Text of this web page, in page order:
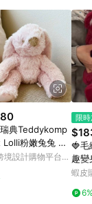
額計算，
森購物
、東森現金
之結帳頁面
」機制(特
品不論件數
制為準。
時間差，
銷售網
務必於訂單
(含)以上進
商品使
使用條件
典Teddykomp
粉嫩兔兔 新
交換禮物
境設計購物平台
限
🍓毛
趣變
式小
具
蝦皮